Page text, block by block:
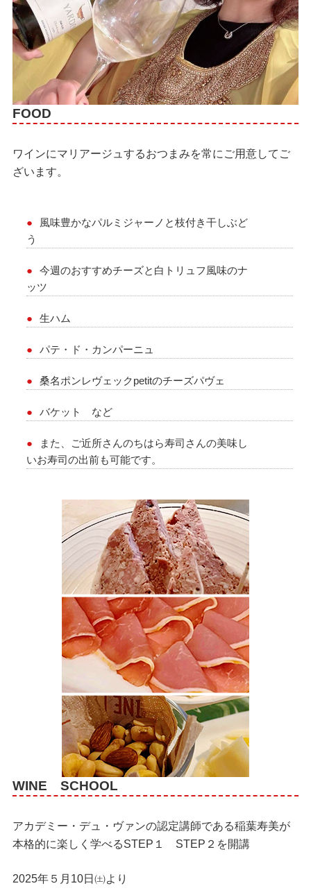
FOOD
ワインにマリアージュするおつまみを常にご用意してご
ざいます。
風味豊かなパルミジャーノと枝付き干しぶど
う
今週のおすすめチーズと白トリュフ風味のナ
ッツ
生ハム
パテ・ド・カンパーニュ
桑名ポンレヴェックpetitのチーズパヴェ
バケット など
また、ご近所さんのちはら寿司さんの美味し
いお寿司の出前も可能です。
WINE SCHOOL
アカデミー・デュ・ヴァンの認定講師である稲葉寿美が
本格的に楽しく学べるSTEP１ STEP２を開講
2025年５月10日㈯より